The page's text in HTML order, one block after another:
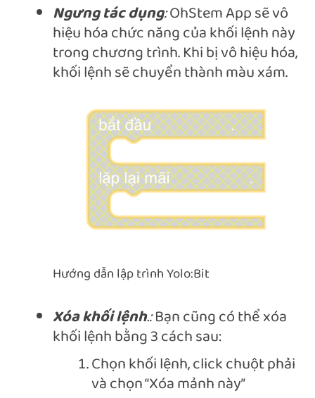
Ngưng tác dụng:OhStem App sẽ vô
hiệu hóa chức năng của khối lệnh này
trong chương trình. Khi bị vô hiệu hóa,
khối lệnh sẽ chuyển thành màu xám.
Hướng dẫn lập trình Yolo:Bit
Xóa khối lệnh.:Bạn cũng có thể xóa
khối lệnh bằng 3 cách sau:
Chọn khối lệnh, click chuột phải
và chọn “Xóa mảnh này”